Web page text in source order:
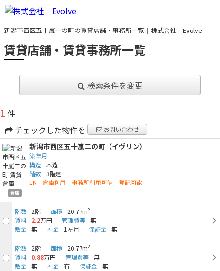
新潟市西区五十嵐一の町の賃貸店舗・事務所一覧｜株式会社 Evolve
賃貸店舗・賃貸事務所一覧
検索条件を変更
1 件
チェックした物件を
お問い合わせ
倉庫
新潟市西区五十嵐二の町（イヴリン）
築年月
構造 木造
階数 3階建
1K 倉庫利用 事務所利用可能 登記可能
階数 2階 面積 20.77m2
賃料 2.2万円 管理費等 無
敷金
無 礼金 1ヶ月 保証金 無
階数 2階 面積 20.77m2
賃料 0.88万円 管理費等 無
敷金
無 礼金 有 保証金 無